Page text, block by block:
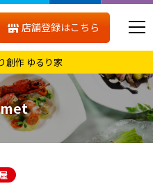
店舗登録はこちら
創作 ゆるり家